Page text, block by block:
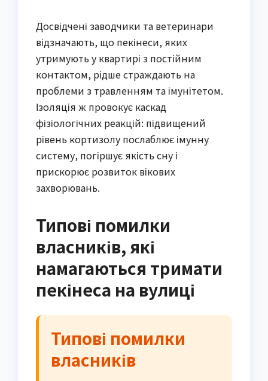
Досвідчені заводчики та ветеринари
відзначають, що пекінеси, яких
утримують у квартирі з постійним
контактом, рідше страждають на
проблеми з травленням та імунітетом.
Ізоляція ж провокує каскад
фізіологічних реакцій: підвищений
рівень кортизолу послаблює імунну
систему, погіршує якість сну і
прискорює розвиток вікових
захворювань.
Типові помилки
власників, які
намагаються тримати
пекінеса на вулиці
Типові помилки
власників